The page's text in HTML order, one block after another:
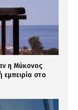
η Μύκονος
εμπειρία στο